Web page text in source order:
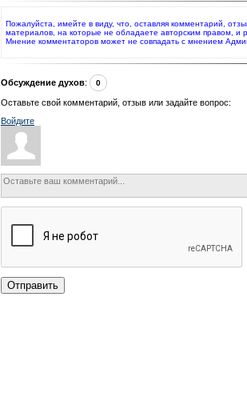
Пожалуйста, имейте в виду, что, оставляя комментарий,
материалов, на которые не обладаете авторским правом, и
Мнение комментаторов может не совпадать с мнением
Обсуждение духов: 0
Оставьте свой комментарий, отзыв или задайте вопрос:
Войдите
Отправить